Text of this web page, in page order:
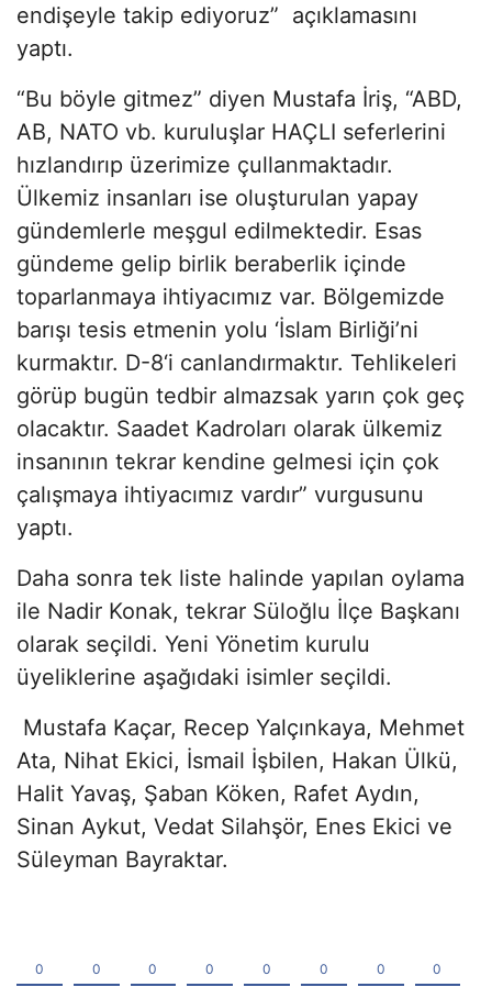
endişeyle takip ediyoruz” açıklamasını
yaptı.
“Bu böyle gitmez” diyen Mustafa İriş, “ABD,
AB, NATO vb. kuruluşlar HAÇLI seferlerini
hızlandırıp üzerimize çullanmaktadır.
Ülkemiz insanları ise oluşturulan yapay
gündemlerle meşgul edilmektedir. Esas
gündeme gelip birlik beraberlik içinde
toparlanmaya ihtiyacımız var. Bölgemizde
barışı tesis etmenin yolu ‘İslam Birliği’ni
kurmaktır. D-8‘i canlandırmaktır. Tehlikeleri
görüp bugün tedbir almazsak yarın çok geç
olacaktır. Saadet Kadroları olarak ülkemiz
insanının tekrar kendine gelmesi için çok
çalışmaya ihtiyacımız vardır” vurgusunu
yaptı.
Daha sonra tek liste halinde yapılan oylama
ile Nadir Konak, tekrar Süloğlu İlçe Başkanı
olarak seçildi. Yeni Yönetim kurulu
üyeliklerine aşağıdaki isimler seçildi.
Mustafa Kaçar, Recep Yalçınkaya, Mehmet
Ata, Nihat Ekici, İsmail İşbilen, Hakan Ülkü,
Halit Yavaş, Şaban Köken, Rafet Aydın,
Sinan Aykut, Vedat Silahşör, Enes Ekici ve
Süleyman Bayraktar.